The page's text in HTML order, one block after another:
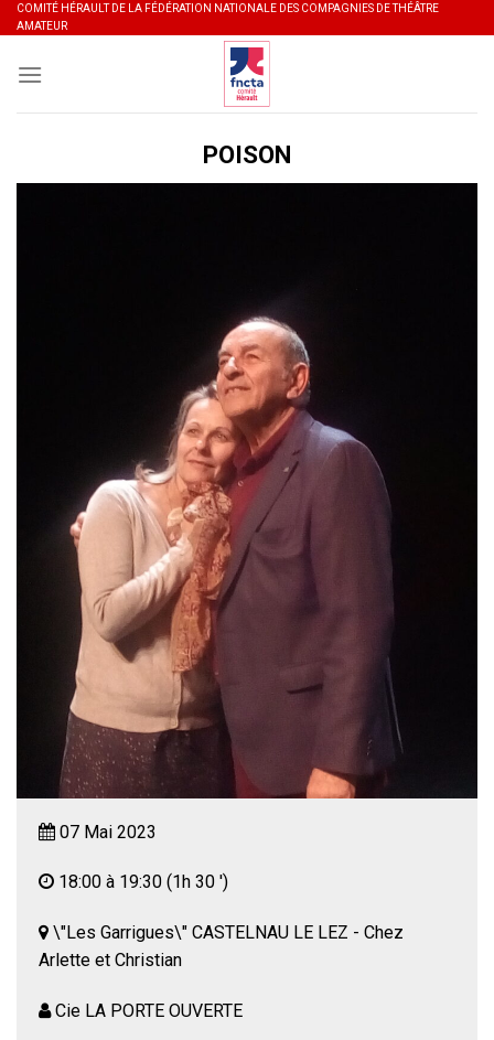
Skip
to
content
COMITÉ HÉRAULT DE LA FÉDÉRATION NATIONALE DES COMPAGNIES DE THÉÂTRE
AMATEUR
POISON
07 Mai 2023
18:00 à 19:30 (1h 30 ')
\"Les Garrigues\" CASTELNAU LE LEZ - Chez
Arlette et Christian
Cie LA PORTE OUVERTE